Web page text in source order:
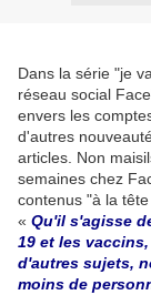
Dans la série "je
réseau social
envers les
d'autres
articles. Non
semaines chez
contenus "à la
« Qu'il s'agisse
19 et les
d'autres sujets,
moins de